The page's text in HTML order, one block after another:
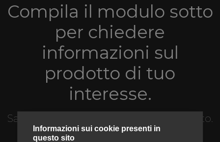
Compila il modulo sotto
per chiedere
informazioni sul
prodotto di tuo
interesse.
Saremmo lieti di risponderti al più presto.
Informazioni sui cookie presenti in
questo sito